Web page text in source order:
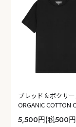
ブレッド＆ボクサー
ORGANIC COTTON
NECK Tシャツ (ブラ
5,500円(税500